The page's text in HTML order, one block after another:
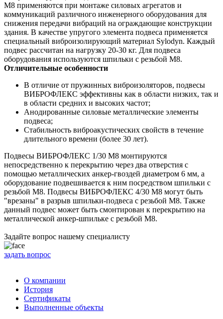
М8 применяются при монтаже силовых агрегатов и
коммуникаций различного инженерного оборудования для
снижения передачи вибраций на ограждающие конструкции
здания. В качестве упругого элемента подвеса применяется
специальный виброизолирующий материал Sylodyn. Каждый
подвес рассчитан на нагрузку 20-30 кг. Для подвеса
оборудования используются шпильки с резьбой М8.
Отличительные особенности
В отличие от пружинных виброизоляторов, подвесы
ВИБРОФЛЕКС эффективны как в области низких, так и
в области средних и высоких частот;
Анодированные силовые металлические элементы
подвеса;
Стабильность виброакустических свойств в течение
длительного времени (более 30 лет).
Подвесы ВИБРОФЛЕКС 1/30 М8 монтируются
непосредственно к перекрытию через два отверстия с
помощью металлических анкер-гвоздей диаметром 6 мм, а
оборудование подвешивается к ним посредством шпильки с
резьбой М8. Подвесы ВИБРОФЛЕКС 4/30 М8 могут быть
"врезаны" в разрыв шпильки-подвеса с резьбой М8. Также
данный подвес может быть смонтирован к перекрытию на
металлической анкер-шпильке с резьбой М8.
Задайте вопрос нашему специалисту
задать вопрос
О компании
История
Сертификаты
Выполненные объекты